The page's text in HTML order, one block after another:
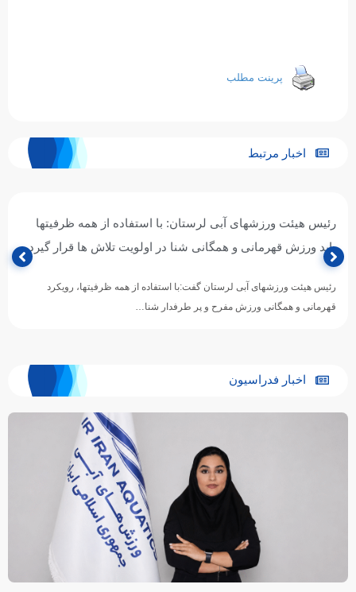
پرینت مطلب
اخبار مرتبط
رئیس هیئت ورزشهای آبی لرستان: با استفاده از همه ظرفیتها
باید ورزش قهرمانی و همگانی شنا در اولویت تلاش ها قرار گیرد
رئیس هیئت ورزشهای آبی لرستان گفت:با استفاده از همه ظرفیتها، رویکرد
قهرمانی و همگانی ورزش مفرح و پر طرفدار شنا…
اخبار فدراسیون